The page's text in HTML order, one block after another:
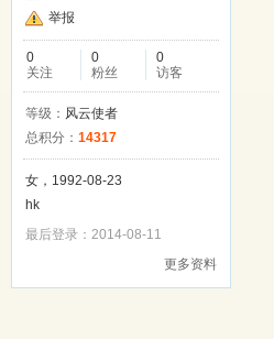
举报
0
关注
0
粉丝
0
访客
等级： 风云使者
总积分： 14317
女，1992-08-23
hk
最后登录：2014-08-11
更多资料